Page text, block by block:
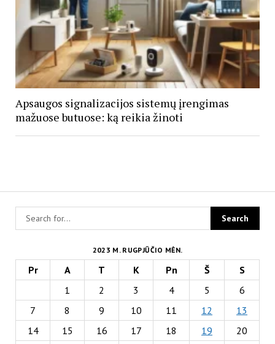
2023 M. RUGPJŪČIO MĖN.
Pr A T K Pn Š
S
1
2 3 4 5
6
7
8 9 10 11 12
13
14
15 16 17 18 19
20
Apsaugos signalizacijos sistemų įrengimas
mažuose butuose: ką reikia žinoti